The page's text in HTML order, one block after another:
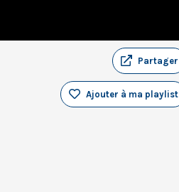
Partager
Ajouter à ma playlist